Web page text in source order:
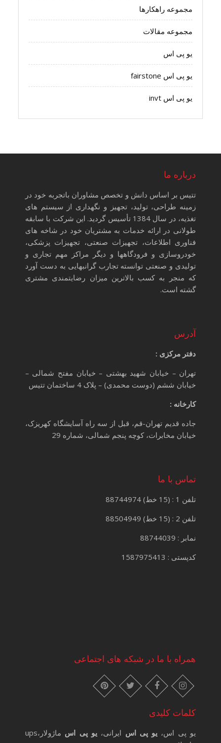
مجموعه راهکارها
مجموعه مقالات
یو پی اس
یو پی اس fairstone
یو پی اس invt
درباره ما
تتیس بر اساس دانش و تخصص مشاوران باتجربه خود در
زمینه طراحی، تولید، تجهیز و نگهداری از سیستم های
تغذیه، در سال 1384 تأسیس گردید. این شرکت با سابقه
طولانی در ارائه خدمات به مشتریان خود در شاخه های
فناوری اطلاعات، تجهیزات صنعتی، تجهیزات پزشکی،
خودروسازی و فرودگاهها و دیگر مراکز مهم تجاری و
تولیدی و صنعتی توانسته تجارب گرانبهایی به دست آورد
که منجر به کسب بالاترین میزان رضایتمندی مشتری
گشته است.
آدرس
دفتر مرکزی :
تهران – خیابان شهید بهشتی – خیابان مفتح شمالی –
خیابان ششم (دوست محمدی) – پلاک 4 ساختمان تتیس
کارخانه :
جاده قدیم تهران-قم، قبل از سه راه آسایشگاه کهریزک،
خیابان مخابرات، کوچه پنجم شمالی، شماره 29
تماس با ما
تلفن 1 : (15 خط) 88744974
تلفن 2 : (15 خط) 88504949
نمابر : 88744039
کدپستی : 1587975413
همراه با ما در شبکه های اجتماعی
instagram
facebook
twitter
pinterest
کلمات کلیدی
یو پی اس، یو پی اس ایرانی،یو پی اس
ماژولار،ups